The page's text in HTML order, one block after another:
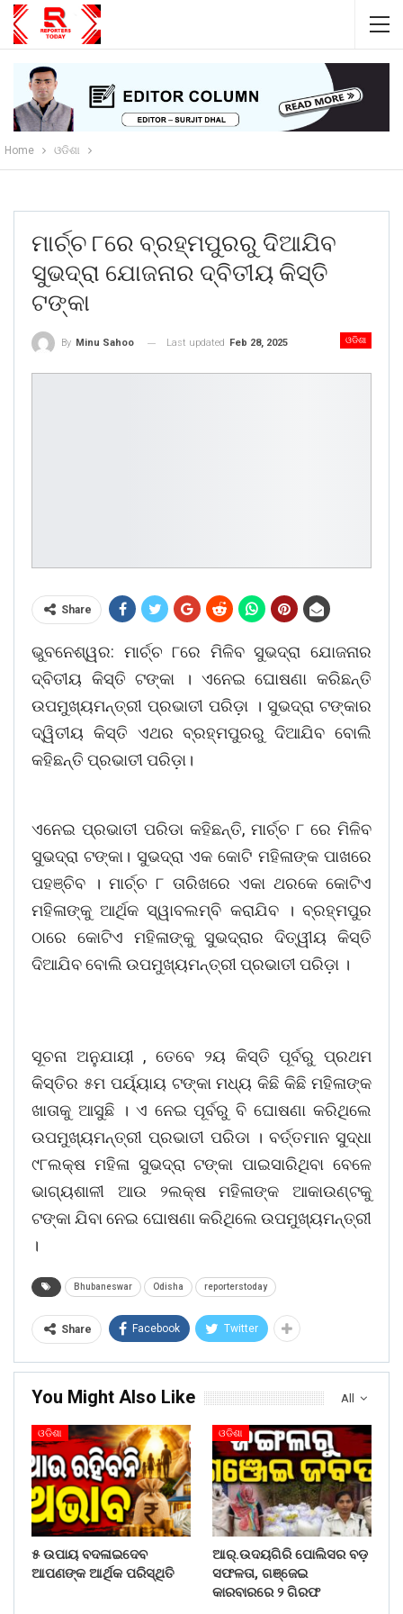
Home ଓଡିଶା
ମାର୍ଚ୍ଚ ୮ରେ ବ୍ରହ୍ମପୁରରୁ ଦିଆଯିବ
ସୁଭଦ୍ରା ଯୋଜନାର ଦ୍ବିତୀୟ କିସ୍ତି
ଟଙ୍କା
ଓଡିଶା
By Minu Sahoo Last updated Feb 28, 2025
Share
ଭୁବନେଶ୍ୱର: ମାର୍ଚ୍ଚ ୮ରେ ମିଳିବ ସୁଭଦ୍ରା ଯୋଜନାର
ଦ୍ବିତୀୟ କିସ୍ତି ଟଙ୍କା । ଏନେଇ ଘୋଷଣା କରିଛନ୍ତି
ଉପମୁଖ୍ୟମନ୍ତ୍ରୀ ପ୍ରଭାତୀ ପରିଡ଼ା । ସୁଭଦ୍ରା ଟଙ୍କାର
ଦ୍ୱିତୀୟ କିସ୍ତି ଏଥର ବ୍ରହ୍ମପୁରରୁ ଦିଆଯିବ ବୋଲି
କହିଛନ୍ତି ପ୍ରଭାତୀ ପରିଡ଼ା।
ଏନେଇ ପ୍ରଭାତୀ ପରିଡା କହିଛନ୍ତି, ମାର୍ଚ୍ଚ ୮ ରେ ମିଳିବ
ସୁଭଦ୍ରା ଟଙ୍କା। ସୁଭଦ୍ରା ଏକ କୋଟି ମହିଳାଙ୍କ ପାଖରେ
ପହଞ୍ଚିବ । ମାର୍ଚ୍ଚ ୮ ତାରିଖରେ ଏକା ଥରକେ କୋଟିଏ
ମହିଳାଙ୍କୁ ଆର୍ଥିକ ସ୍ୱାବଲମ୍ବି କରାଯିବ । ବ୍ରହ୍ମପୁର
ଠାରେ କୋଟିଏ ମହିଳାଙ୍କୁ ସୁଭଦ୍ରାର ଦିତ୍ୱୀୟ କିସ୍ତି
ଦିଆଯିବ ବୋଲି ଉପମୁଖ୍ୟମନ୍ତ୍ରୀ ପ୍ରଭାତୀ ପରିଡ଼ା ।
ସୂଚନା ଅନୁଯାୟୀ , ତେବେ ୨ୟ କିସ୍ତି ପୂର୍ବରୁ ପ୍ରଥମ
କିସ୍ତିର ୫ମ ପର୍ୟ୍ୟାୟ ଟଙ୍କା ମଧ୍ୟ କିଛି କିଛି ମହିଳାଙ୍କ
ଖାତାକୁ ଆସୁଛି । ଏ ନେଇ ପୂର୍ବରୁ ବି ଘୋଷଣା କରିଥିଲେ
ଉପମୁଖ୍ୟମନ୍ତ୍ରୀ ପ୍ରଭାତୀ ପରିଡା । ବର୍ତ୍ତମାନ ସୁଦ୍ଧା
୯୮ଲକ୍ଷ ମହିଳା ସୁଭଦ୍ରା ଟଙ୍କା ପାଇସାରିଥିବା ବେଳେ
ଭାଗ୍ୟଶାଳୀ ଆଉ ୨ଲକ୍ଷ ମହିଳାଙ୍କ ଆକାଉଣ୍ଟକୁ
ଟଙ୍କା ଯିବା ନେଇ ଘୋଷଣା କରିଥିଲେ ଉପମୁଖ୍ୟମନ୍ତ୍ରୀ
।
Bhubaneswar Odisha reporterstoday
Share Facebook Twitter
All
You Might Also Like
ଓଡିଶା
୫ ଉପାୟ ବଦଳାଇଦେବ
ଆପଣଙ୍କ ଆର୍ଥିକ ପରିସ୍ଥିତି
ଓଡିଶା
ଆର୍.ଉଦୟଗିରି ପୋଲିସର ବଡ଼
ସଫଳତା, ଗଞ୍ଜେଇ
କାରବାରରେ ୨ ଗିରଫ